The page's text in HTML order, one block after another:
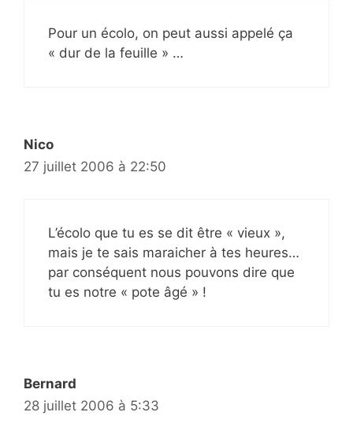
Pour un écolo, on peut aussi appelé ça
« dur de la feuille » …
Nico
27 juillet 2006 à 22:50
L’écolo que tu es se dit être « vieux »,
mais je te sais maraicher à tes heures…
par conséquent nous pouvons dire que
tu es notre « pote âgé » !
Bernard
28 juillet 2006 à 5:33